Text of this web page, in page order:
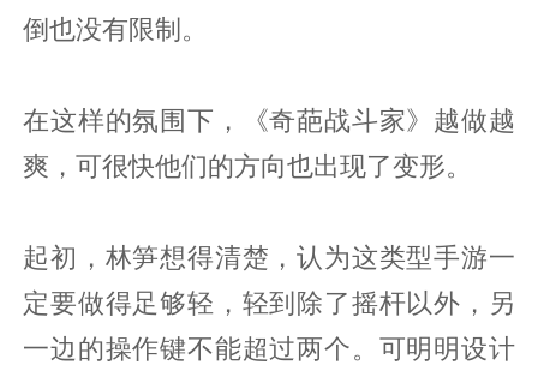
倒也没有限制。
在这样的氛围下，《奇葩战斗家》越做越
爽，可很快他们的方向也出现了变形。
起初，林笋想得清楚，认为这类型手游一
定要做得足够轻，轻到除了摇杆以外，另
一边的操作键不能超过两个。可明明设计